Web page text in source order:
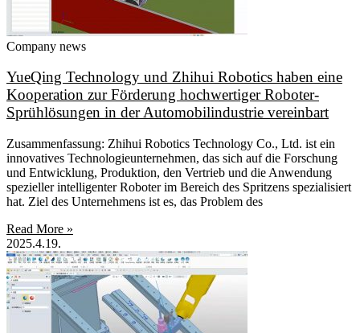
Company news
YueQing Technology und Zhihui Robotics haben eine
Kooperation zur Förderung hochwertiger Roboter-
Sprühlösungen in der Automobilindustrie vereinbart
Zusammenfassung: Zhihui Robotics Technology Co., Ltd. ist ein
innovatives Technologieunternehmen, das sich auf die Forschung
und Entwicklung, Produktion, den Vertrieb und die Anwendung
spezieller intelligenter Roboter im Bereich des Spritzens spezialisiert
hat. Ziel des Unternehmens ist es, das Problem des
Read More »
2025.4.19.